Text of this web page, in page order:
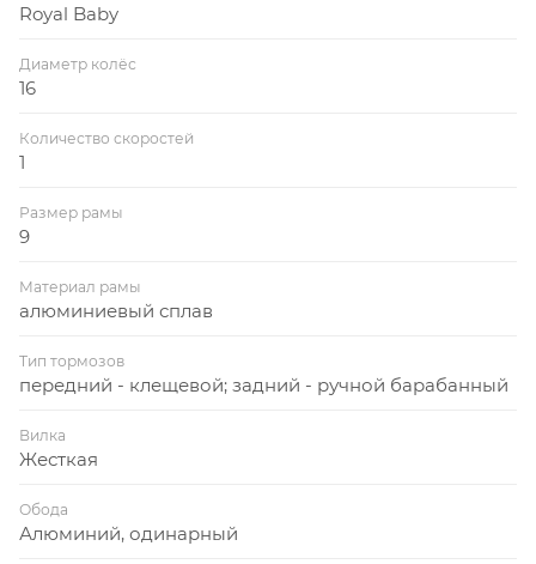
Royal Baby
Диаметр колёс
16
Количество скоростей
1
Размер рамы
9
Материал рамы
алюминиевый сплав
Тип тормозов
передний - клещевой; задний - ручной барабанный
Вилка
Жесткая
Обода
Алюминий, одинарный